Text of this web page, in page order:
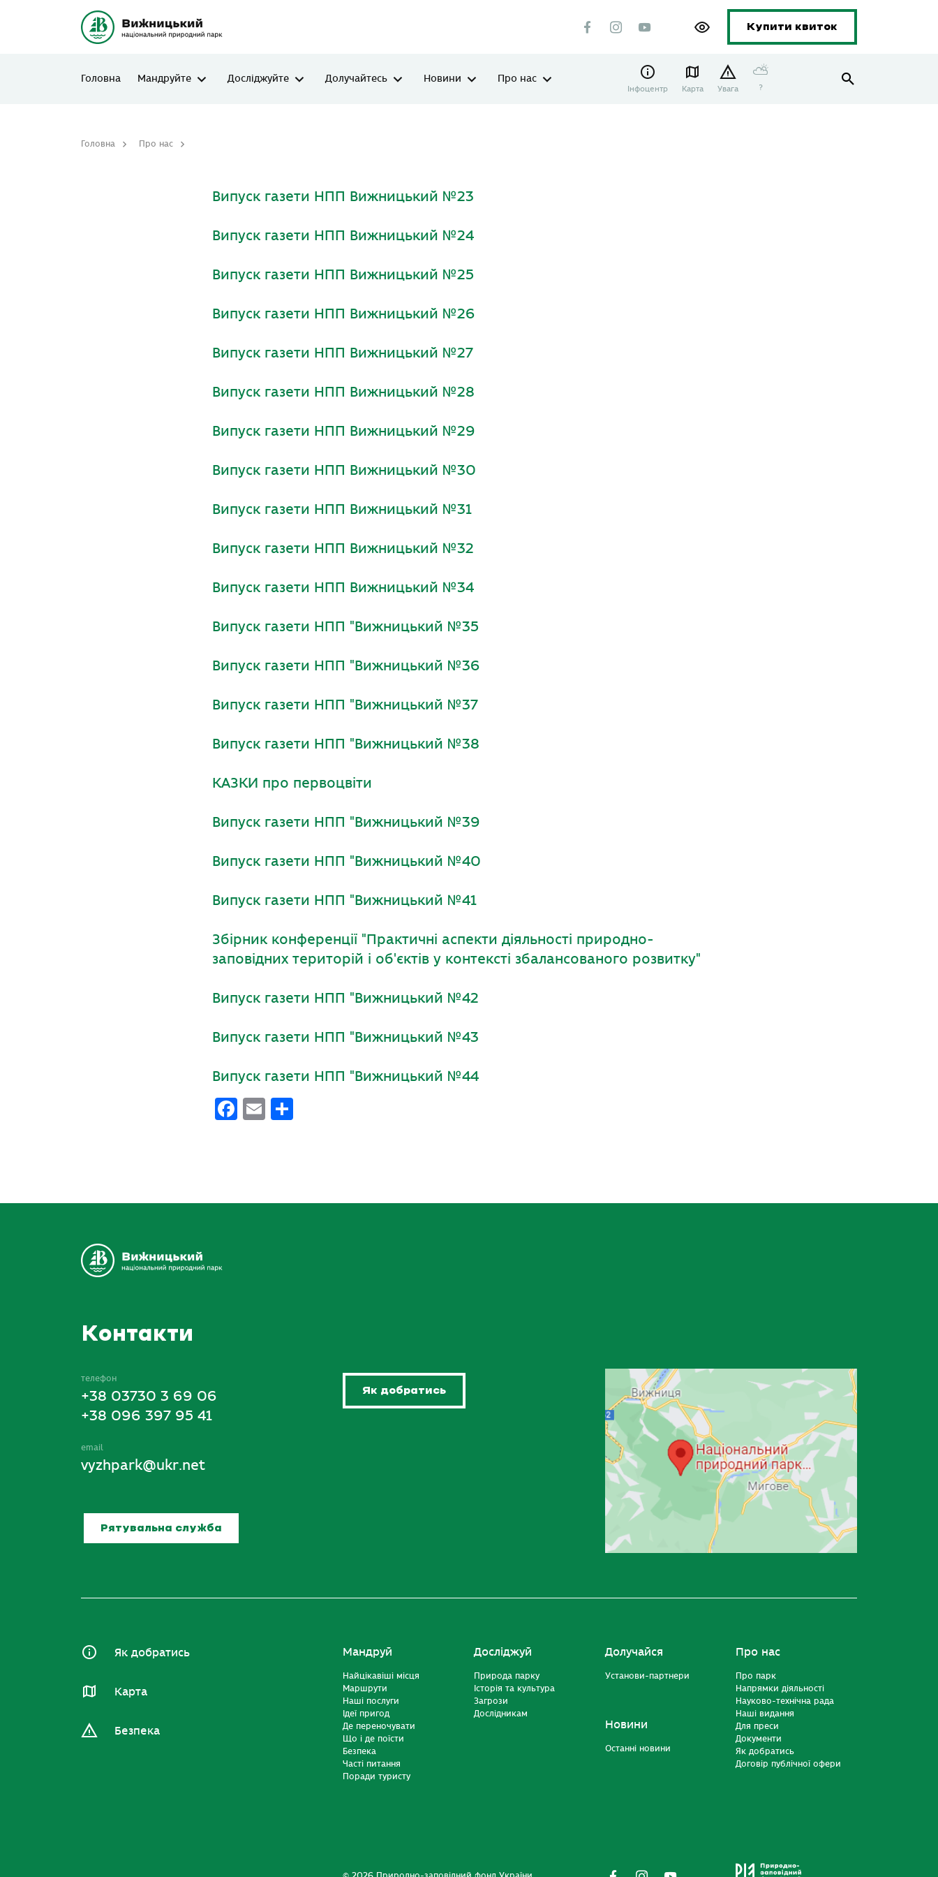
Купити квиток
Головна Мандруйте Досліджуйте Долучайтесь Новини Про нас
Інфоцентр Карта Увага
⛅
?
Головна Про нас
Випуск газети НПП Вижницький №23
Випуск газети НПП Вижницький №24
Випуск газети НПП Вижницький №25
Випуск газети НПП Вижницький №26
Випуск газети НПП Вижницький №27
Випуск газети НПП Вижницький №28
Випуск газети НПП Вижницький №29
Випуск газети НПП Вижницький №30
Випуск газети НПП Вижницький №31
Випуск газети НПП Вижницький №32
Випуск газети НПП Вижницький №34
Випуск газети НПП "Вижницький №35
Випуск газети НПП "Вижницький №36
Випуск газети НПП "Вижницький №37
Випуск газети НПП "Вижницький №38
КАЗКИ про первоцвіти
Випуск газети НПП "Вижницький №39
Випуск газети НПП "Вижницький №40
Випуск газети НПП "Вижницький №41
Збірник конференції "Практичні аспекти діяльності природно-
заповідних територій і об'єктів у контексті збалансованого розвитку"
Випуск газети НПП "Вижницький №42
Випуск газети НПП "Вижницький №43
Випуск газети НПП "Вижницький №44
Facebook
EmailПоділитися
Контакти
телефон
+38 03730 3 69 06
+38 096 397 95 41
email
vyzhpark@ukr.net
Рятувальна служба
Як добратись
Як добратись
Карта
Безпека
Мандруй
Найцікавіші місця
Маршрути
Наші послуги
Ідеї пригод
Де переночувати
Що і де поїсти
Безпека
Часті питання
Поради туристу
Досліджуй
Природа парку
Історія та культура
Загрози
Дослідникам
Долучайся
Установи-партнери
Новини
Останні новини
Про нас
Про парк
Напрямки діяльності
Науково-технічна рада
Наші видання
Для преси
Документи
Як добратись
Договір публічної офери